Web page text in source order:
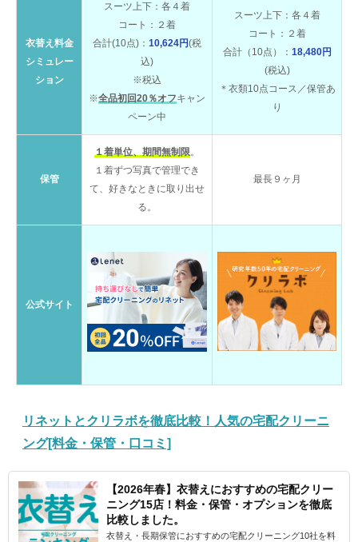
衣替え料金
シミュレー
ション
スーツ上下：各４着
コート：２着
合計(10点)： 10,624円(税
込)
※税込
※全品初回20％オフキャン
ペーン中
スーツ上下：各４着
コート：２着
合計（10点）： 18,480円
(税込)
＊衣類10点コース／保管あ
り
保管
１着単位、期間無制限。
１着ずつ写真で管理でき
て、好きなときに取り出せ
る。
最長９ヶ月
公式サイト
リネットとクリラボを徹底比較！人気の宅配クリーニ
ング[料金・保管・口コミ]
【2026年春】衣替えにおすすめの宅配クリー
ニング15店！料金・保管・オプションを徹底
比較しました。
衣替え・長期保管におすすめの宅配クリーニング10社を料